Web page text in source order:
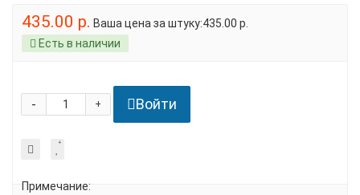
435.00 р. Ваша цена за штуку:435.00 р.
Есть в наличии
+
- Войти
Примечание: